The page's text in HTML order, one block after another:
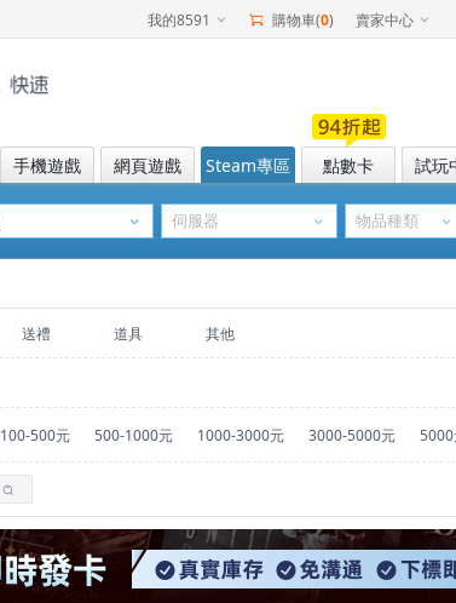
我的8591 購物車(0) 賣家中心
手機遊戲 網頁遊戲 Steam專區 點數卡 試玩
送禮 道具 其他
100-500元 500-1000元 1000-3000元 3000-5000元 5000